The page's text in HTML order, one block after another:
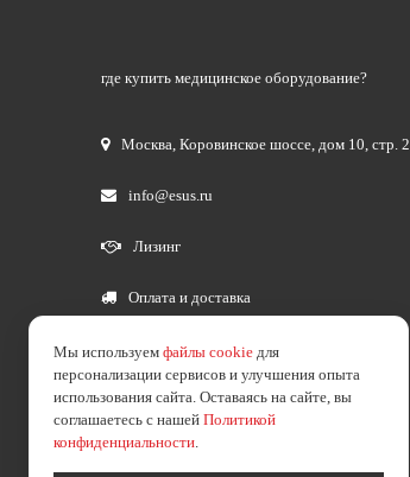
где купить медицинское оборудование?
Москва, Коровинское шоссе, дом 10, стр. 2
info@esus.ru
Лизинг
Оплата и доставка
Мы используем файлы cookie для
персонализации сервисов и улучшения опыта
использования сайта. Оставаясь на сайте, вы
соглашаетесь с нашей Политикой
конфиденциальности.